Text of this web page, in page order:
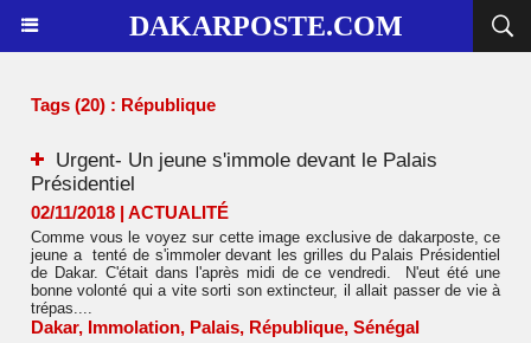
DAKARPOSTE.COM
Tags (20) : République
Urgent- Un jeune s'immole devant le Palais
Présidentiel
02/11/2018 | ACTUALITÉ
Comme vous le voyez sur cette image exclusive de dakarposte, ce
jeune a tenté de s'immoler devant les grilles du Palais Présidentiel
de Dakar. C'était dans l'après midi de ce vendredi. N'eut été une
bonne volonté qui a vite sorti son extincteur, il allait passer de vie à
trépas....
Dakar, Immolation, Palais, République, Sénégal